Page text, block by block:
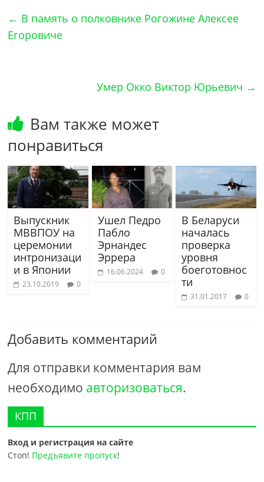
← В память о полковнике Рогожине Алексее
Егоровиче
Умер Окко Виктор Юрьевич →
Вам также может
понравиться
Выпускник
МВВПОУ на
церемонии
интронизаци
и в Японии
23.10.2019 0
Ушел Педро
Пабло
Эрнандес
Эррера
16.06.2024 0
В Беларуси
началась
проверка
уровня
боеготовнос
ти
31.01.2017 0
Добавить комментарий
Для отправки комментария вам
необходимо авторизоваться.
КПП
Вход и регистрация на сайте
Стоп! Предъявите пропуск!